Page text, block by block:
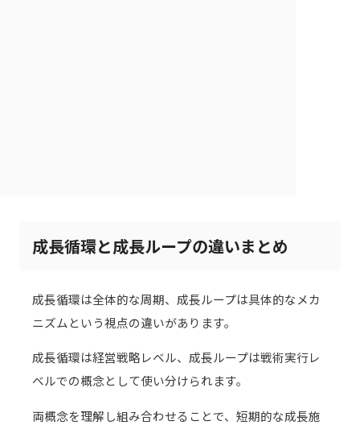
成長循環と成長ループの違いまとめ
成長循環は全体的な周期、成長ループは具体的なメカ
ニズムという視点の違いがあります。
成長循環は経営戦略レベル、成長ループは戦術実行レ
ベルでの概念として使い分けられます。
両概念を理解し組み合わせることで、短期的な成長施